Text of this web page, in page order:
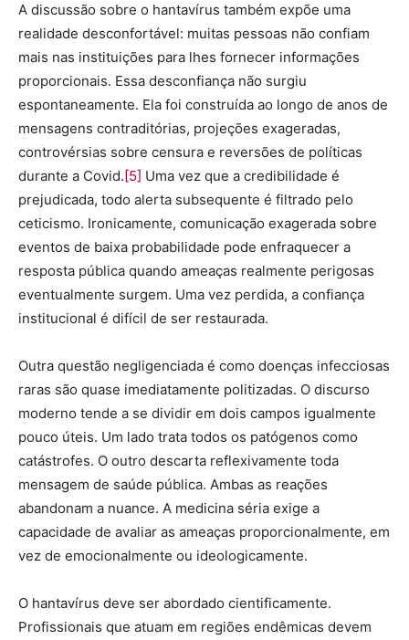
A discussão sobre o hantavírus também expõe uma
realidade desconfortável: muitas pessoas não confiam
mais nas instituições para lhes fornecer informações
proporcionais. Essa desconfiança não surgiu
espontaneamente. Ela foi construída ao longo de anos de
mensagens contraditórias, projeções exageradas,
controvérsias sobre censura e reversões de políticas
durante a Covid.[5] Uma vez que a credibilidade é
prejudicada, todo alerta subsequente é filtrado pelo
ceticismo. Ironicamente, comunicação exagerada sobre
eventos de baixa probabilidade pode enfraquecer a
resposta pública quando ameaças realmente perigosas
eventualmente surgem. Uma vez perdida, a confiança
institucional é difícil de ser restaurada.
Outra questão negligenciada é como doenças infecciosas
raras são quase imediatamente politizadas. O discurso
moderno tende a se dividir em dois campos igualmente
pouco úteis. Um lado trata todos os patógenos como
catástrofes. O outro descarta reflexivamente toda
mensagem de saúde pública. Ambas as reações
abandonam a nuance. A medicina séria exige a
capacidade de avaliar as ameaças proporcionalmente, em
vez de emocionalmente ou ideologicamente.
O hantavírus deve ser abordado cientificamente.
Profissionais que atuam em regiões endêmicas devem